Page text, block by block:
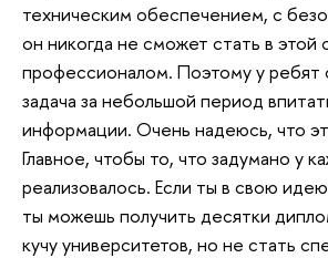
техническим обеспечением, с
он никогда не сможет стать в этой
профессионалом. Поэтому у ребят
задача за небольшой период
информации. Очень надеюсь, что
Главное, чтобы то, что задумано у
реализовалось. Если ты в свою
ты можешь получить десятки
кучу университетов, но не стать